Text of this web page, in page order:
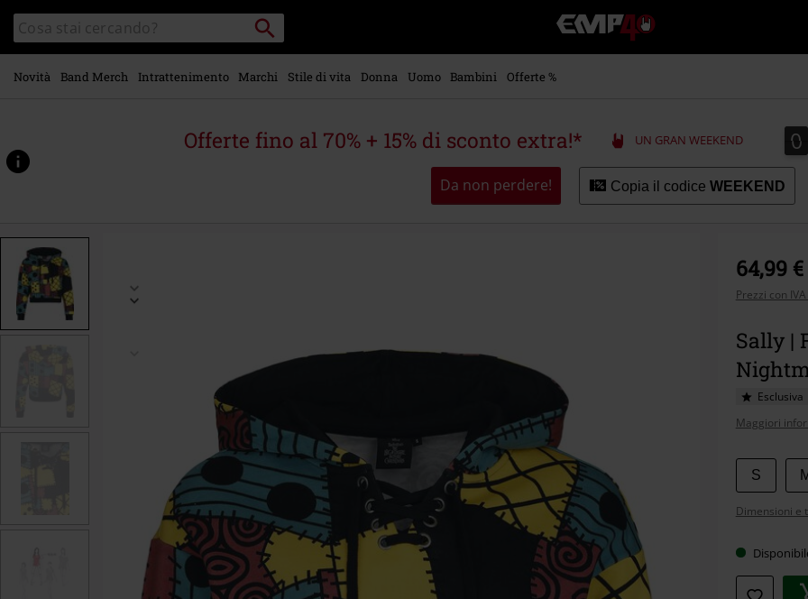
contenuto
principale
Cerca
nel
catalogo
Cerca
Punto
di
ritiro
EMP
-
Musica,
Videogame
-
Abbigliamento
Novità Band Merch Intrattenimento Marchi Stile di vita Donna Uomo Bambini Offerte %
Offerte fino al 70% + 15% di sconto extra!* UN GRAN WEEKEND 0
0
Da non perdere! Copia il codice WEEKEND
www.emp-
p/sally/598813.html
64,99 €
Prezzi con
Sally |
Esclusiva
Maggiori
Scegli
la
tua
taglia
S
Dimensioni e